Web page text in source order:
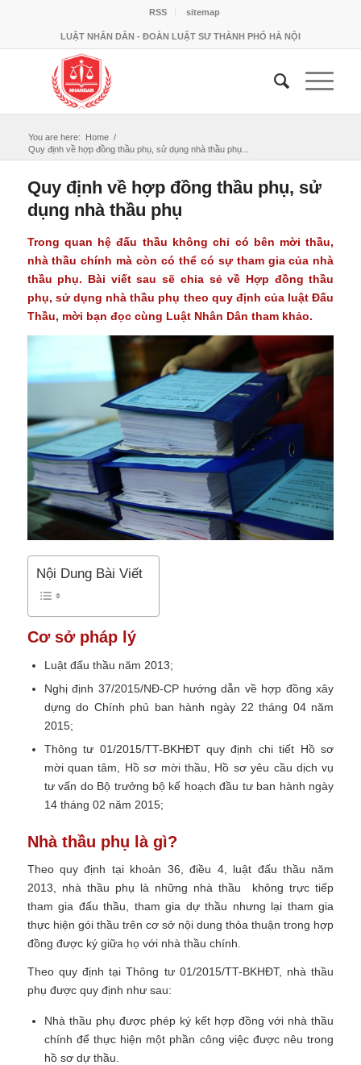
RSS sitemap
LUẬT NHÂN DÂN - ĐOÀN LUẬT SƯ THÀNH PHỐ HÀ NỘI
You are here: Home /
Quy định về hợp đồng thầu phụ, sử dụng nhà thầu phụ...
Quy định về hợp đồng thầu phụ, sử
dụng nhà thầu phụ
Trong quan hệ đấu thầu không chỉ có bên mời thầu,
nhà thầu chính mà còn có thể có sự tham gia của nhà
thầu phụ. Bài viết sau sẽ chia sẻ về Hợp đồng thầu
phụ, sử dụng nhà thầu phụ theo quy định của luật Đấu
Thầu, mời bạn đọc cùng Luật Nhân Dân tham khảo.
Nội Dung Bài Viết
Cơ sở pháp lý
Luật đấu thầu năm 2013;
Nghị định 37/2015/NĐ-CP hướng dẫn về hợp đồng xây
dựng do Chính phủ ban hành ngày 22 tháng 04 năm
2015;
Thông tư 01/2015/TT-BKHĐT quy định chi tiết Hồ sơ
mời quan tâm, Hồ sơ mời thầu, Hồ sơ yêu cầu dịch vụ
tư vấn do Bộ trưởng bộ kế hoạch đầu tư ban hành ngày
14 tháng 02 năm 2015;
Nhà thầu phụ là gì?
Theo quy định tại khoản 36, điều 4, luật đấu thầu năm
2013, nhà thầu phụ là những nhà thầu không trực tiếp
tham gia đấu thầu, tham gia dự thầu nhưng lại tham gia
thực hiện gói thầu trên cơ sở nội dung thỏa thuận trong hợp
đồng được ký giữa họ với nhà thầu chính.
Theo quy định tại Thông tư 01/2015/TT-BKHĐT, nhà thầu
phụ được quy định như sau:
Nhà thầu phụ được phép ký kết hợp đồng với nhà thầu
chính để thực hiện một phần công việc được nêu trong
hồ sơ dự thầu.